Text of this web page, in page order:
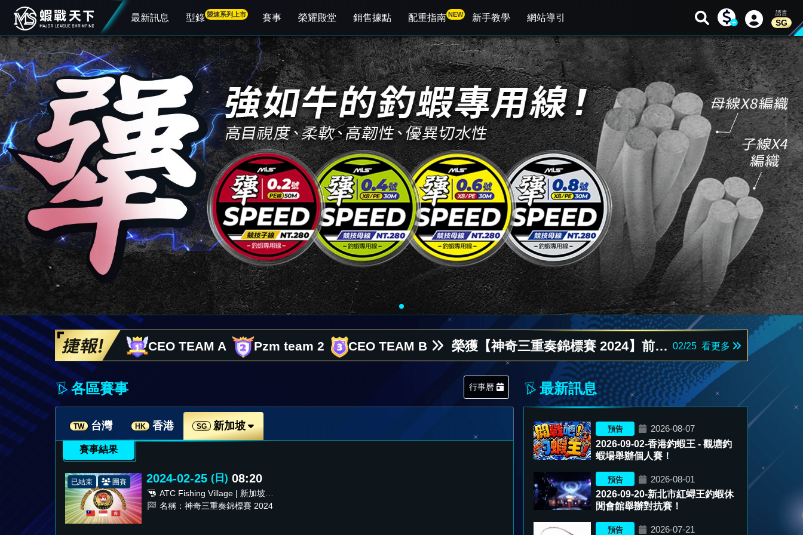
最新訊息 型錄競速系列上市 賽事 榮耀殿堂 銷售據點 配重指南NEW 新手教學 網站導引 SG
CEO TEAM A Pzm team 2 CEO TEAM B 02/25 看更多
榮獲【神奇三重奏錦標賽 2024】前三名
CEO TEAM A Pzm team 2 CEO TEAM B 02/25 看更多
榮獲【神奇三重奏錦標賽 2024】前三名
CEO TEAM A Pzm team 2 CEO TEAM B 02/25 看更多
榮獲【神奇三重奏錦標賽 2024】前三名
最新訊息
預告
2026-08-07
2026-09-02-香港釣蝦王 - 觀塘釣
蝦場舉辦個人賽！
預告
2026-08-01
2026-09-20-新北市紅蟳王釣蝦休
閒會館舉辦對抗賽！
預告 2026-07-21
行事曆
各區賽事
TW 台灣 HK 香港 SG 新加坡
賽事結果
已結束 團賽 2024-02-25 (日) 08:20
ATC Fishing Village | 新加坡全
區 名稱：神奇三重奏錦標賽 2024